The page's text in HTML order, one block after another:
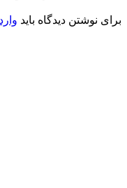
برای نوشتن دیدگاه باید